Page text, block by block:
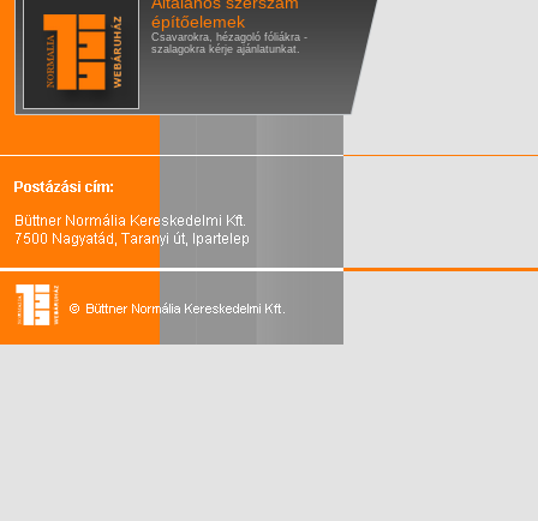
építőelemek
Csavarokra, hézagoló fóliákra -
szalagokra kérje ajánlatunkat.